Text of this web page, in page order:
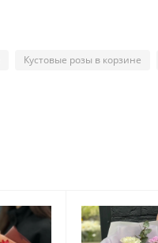
Кустовые розы в корзине